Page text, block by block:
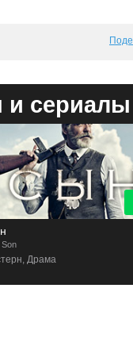
сериалы
Драма